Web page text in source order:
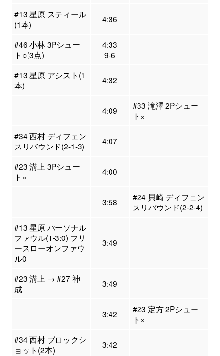
#13 星原 スティール
(1本)
4:36
#46 小林 3Pシュー
ト○(3点)
4:33
9-6
#13 星原 アシスト(1
本)
4:32
4:09
#33 滝澤 2Pシュー
ト×
#34 西村 ディフェン
スリバウンド(2-1-3)
4:07
#23 溝上 3Pシュー
ト×
4:00
3:58
#24 貝崎 ディフェン
スリバウンド(2-2-4)
#13 星原 パーソナル
ファウル(1-3:0) フリ
ースローオンファウ
ル0
3:49
#23 溝上 → #27 神
成
3:49
3:42
#23 定方 2Pシュー
ト×
#34 西村 ブロックシ
ョット(2本)
3:42